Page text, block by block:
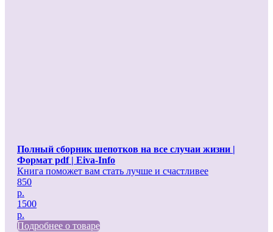
Полный сборник шепотков на все случаи жизни |
Формат pdf | Eiva-Info
Книга поможет вам стать лучше и счастливее
850
р.
1500
р.
Подробнее о товаре